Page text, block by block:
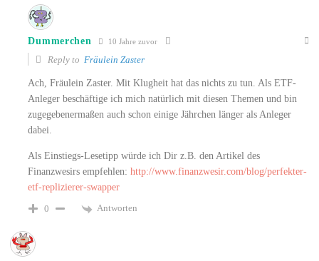
Dummerchen 10 Jahre zuvor
Reply toFräulein Zaster
Ach, Fräulein Zaster. Mit Klugheit hat das nichts zu tun. Als ETF-
Anleger beschäftige ich mich natürlich mit diesen Themen und bin
zugegebenermaßen auch schon einige Jährchen länger als Anleger
dabei.
Als Einstiegs-Lesetipp würde ich Dir z.B. den Artikel des
Finanzwesirs empfehlen:http://www.finanzwesir.com/blog/perfekter-
etf-replizierer-swapper
0
Antworten